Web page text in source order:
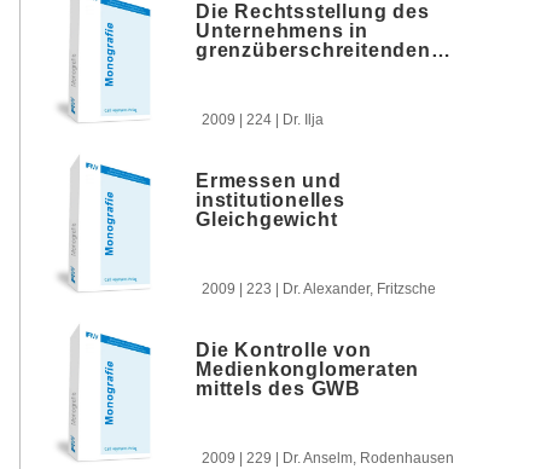
Die Rechtsstellung des
Unternehmens in
grenzüberschreitenden
2009 | 224 | Dr. Ilja
Ermessen und
institutionelles
Gleichgewicht
2009 | 223 | Dr. Alexander, Fritzsche
Die Kontrolle von
Medienkonglomeraten
mittels des GWB
2009 | 229 | Dr. Anselm, Rodenhausen